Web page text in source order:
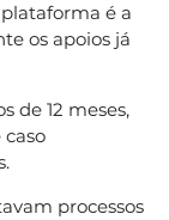
é a
os apoios já
de 12 meses,
processos